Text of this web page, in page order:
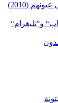
(2010)
و”تليغرام“